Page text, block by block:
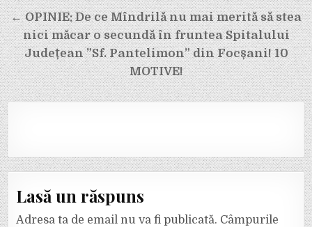
← OPINIE: De ce Mîndrilă nu mai merită să stea
nici măcar o secundă în fruntea Spitalului
Județean ”Sf. Pantelimon” din Focșani! 10
MOTIVE!
Lasă un răspuns
Adresa ta de email nu va fi publicată. Câmpurile